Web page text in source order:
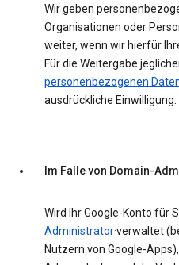
Wir geben
Organisationen oder
weiter, wenn wir hierfür
Für die Weitergabe
personenbezogenen
ausdrückliche Einwilligung.
Im Falle von Domain-
Wird Ihr Google-Konto für
Administrator·verwaltet
Nutzern von Google-